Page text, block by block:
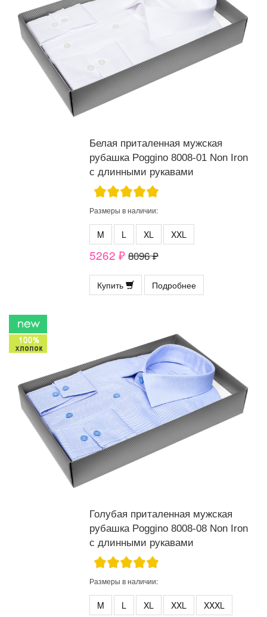
Белая приталенная мужская
рубашка Poggino 8008-01 Non Iron
с длинными рукавами
Размеры в наличии:
M L XL XXL
5262 ₽ 8096 ₽
Купить Подробнее
Голубая приталенная мужская
рубашка Poggino 8008-08 Non Iron
с длинными рукавами
Размеры в наличии:
M L XL XXL XXXL